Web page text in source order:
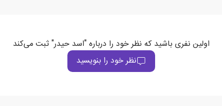
اولین نفری باشید که نظر خود را درباره "اسد حیدر" ثبت می‌کند
نظر خود را بنویسید